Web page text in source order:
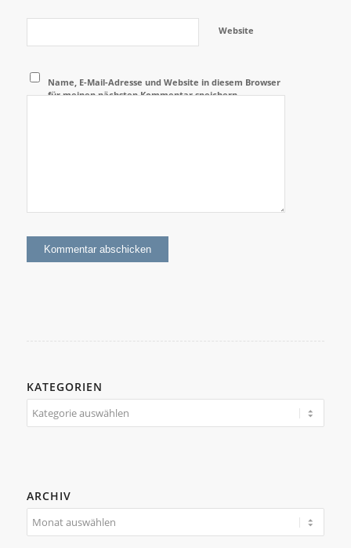
Website
Name, E-Mail-Adresse und Website in diesem Browser
für meinen nächsten Kommentar speichern.
KATEGORIEN
Kategorien
ARCHIV